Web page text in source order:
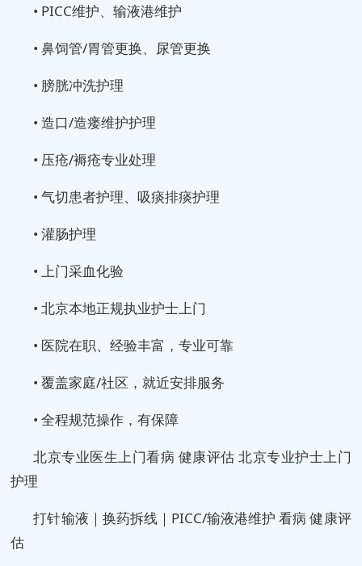
• PICC维护、输液港维护
• 鼻饲管/胃管更换、尿管更换
• 膀胱冲洗护理
• 造口/造瘘维护护理
• 压疮/褥疮专业处理
• 气切患者护理、吸痰排痰护理
• 灌肠护理
• 上门采血化验
• 北京本地正规执业护士上门
• 医院在职、经验丰富，专业可靠
• 覆盖家庭/社区，就近安排服务
• 全程规范操作，有保障
北京专业医生上门看病 健康评估 北京专业护士上门
护理
打针输液｜换药拆线｜PICC/输液港维护 看病 健康评
估